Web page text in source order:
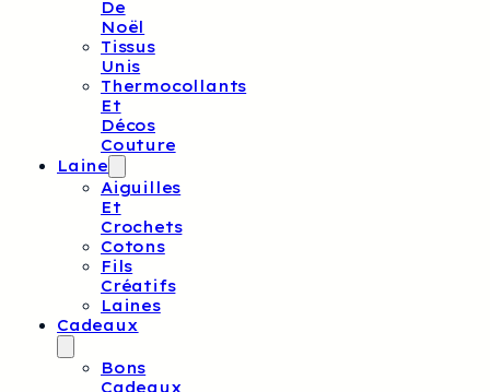
De
Noël
Tissus
Unis
Thermocollants
Et
Décos
Couture
Laine
Aiguilles
Et
Crochets
Cotons
Fils
Créatifs
Laines
Cadeaux
Bons
Cadeaux